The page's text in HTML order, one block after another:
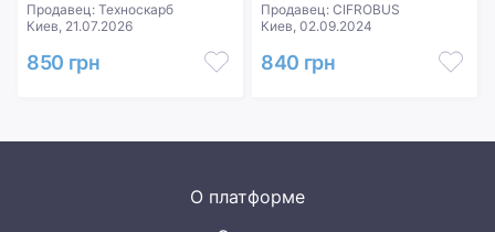
Продавец: Техноскарб
Киев, 21.07.2026
850 грн
Продавец: CIFROBUS
Киев, 02.09.2024
840 грн
О платформе